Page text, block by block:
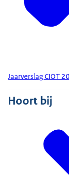
Jaarverslag CIOT
Hoort bij